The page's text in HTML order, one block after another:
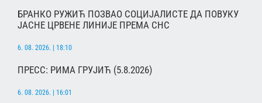
БРАНКО РУЖИЋ ПОЗВАО СОЦИЈАЛИСТЕ ДА ПОВУКУ
ЈАСНЕ ЦРВЕНЕ ЛИНИЈЕ ПРЕМА СНС
6. 08. 2026. | 18:10
ПРЕСС: РИМА ГРУЈИЋ (5.8.2026)
6. 08. 2026. | 16:01